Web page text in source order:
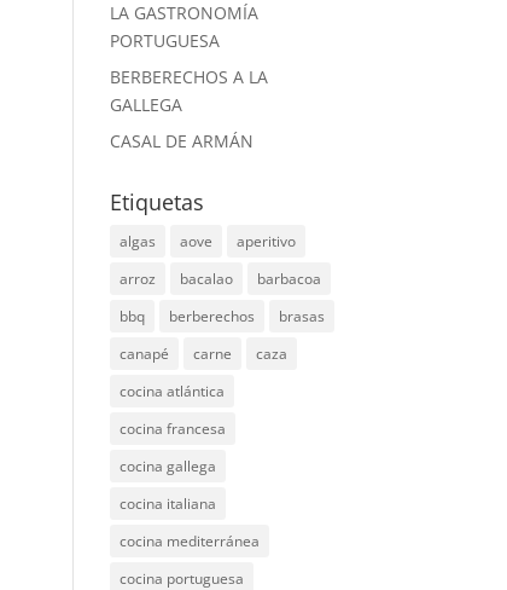
LA GASTRONOMÍA
PORTUGUESA
BERBERECHOS A LA
GALLEGA
CASAL DE ARMÁN
Etiquetas
algas aove
aperitivo
arroz
bacalao
barbacoa
bbq
berberechos
brasas
canapé
carne
caza
cocina atlántica
cocina francesa
cocina gallega
cocina italiana
cocina mediterránea
cocina portuguesa